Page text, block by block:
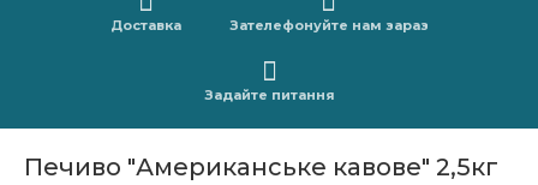
Доставка Зателефонуйте нам зараз
Задайте питання
Печиво "Американське кавове" 2,5кг